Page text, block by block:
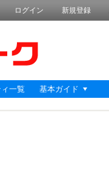
ログイン 新規登録
一覧 基本ガイド